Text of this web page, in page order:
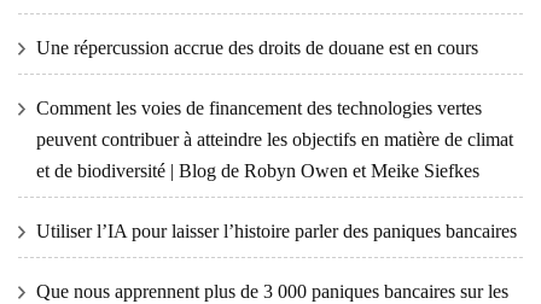
Une répercussion accrue des droits de douane est en cours
Comment les voies de financement des technologies vertes
peuvent contribuer à atteindre les objectifs en matière de climat
et de biodiversité | Blog de Robyn Owen et Meike Siefkes
Utiliser l’IA pour laisser l’histoire parler des paniques bancaires
Que nous apprennent plus de 3 000 paniques bancaires sur les